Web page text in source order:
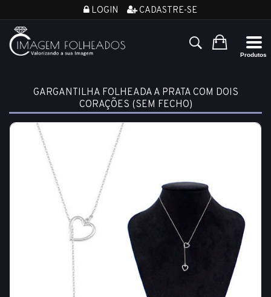
LOGIN CADASTRE-SE
GARGANTILHA FOLHEADA A PRATA COM DOIS
CORAÇÕES (SEM FECHO)